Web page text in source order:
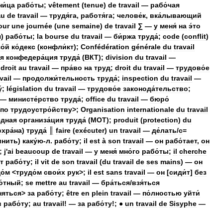
рабо́ты; vêtement (tenue) de travail — рабо́чая
de travail — трудя́га, работя́га; челове́к, вка́лывающий
une journée (une semaine) de travail ∑ — у меня́ на э́то
) рабо́ты; la bourse du travail — би́ржа труда́; code (conflit)
ко́декс (конфли́кт); Confédération générale du travail
конфедера́ция труда́ (ВКТ); division du travail —
droit au travail — пра́во на труд; droit du travail — трудово́е
— продолжи́тельность труда́; inspection du travail —
; législation du travail — трудово́е законода́тельство;
— министе́рство труда́; office du travail — бюро́
по трудоустро́йству>; Organisation internationale du travail
организа́ция труда́ (MOT); produit (protection) du
) труда́ faire (exécuter) un travail — де́лать/с=
) каку́ю-л. рабо́ту; il est à son travail — он рабо́тает, он
; j'ai beaucoup de travail — у меня́ мно́го рабо́ты; il cherche
рабо́ту; il vit de son travail (du travail de ses mains) — он
<трудо́м свои́х рук>; il est sans travail — он [сиди́т] без
; se mettre au travail — бра́ться/взя́ться
> за рабо́ту; être en plein travail — по́лностью уйти́
рабо́ту; au travail! — за рабо́ту!; ● un travail de Sisyphe —